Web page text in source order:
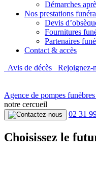
Démarches
Nos prestations
Devis
Fournitures
Partenaires
Contact & accès
Avis de décès
Rejoignez-
Agence de pompes
notre cercueil
02 31
Choisissez le